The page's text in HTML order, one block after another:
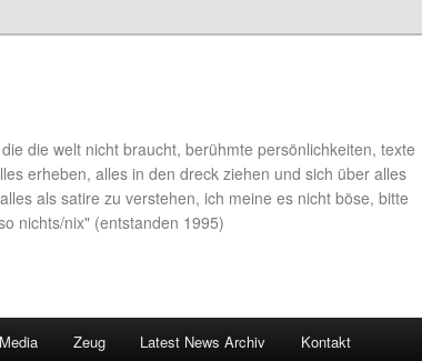
die welt nicht braucht, berühmte persönlichkeiten, texte
erheben, alles in den dreck ziehen und sich über alles
als satire zu verstehen, ich meine es nicht böse, bitte
nichts/nix" (entstanden 1995)
Zeug Latest News Archiv Kontakt